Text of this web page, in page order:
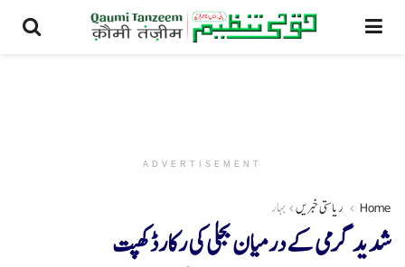
ADVERTISEMENT
Home ریاستی خبریں بہار
شدید گرمی کے درمیان بجلی کی رکارڈ کھپت